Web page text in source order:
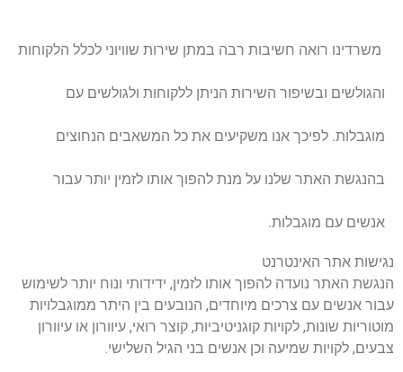
משרדינו רואה חשיבות רבה במתן שירות שוויוני לכלל הלקוחות
והגולשים ובשיפור השירות הניתן ללקוחות ולגולשים עם
מוגבלות. לפיכך אנו משקיעים את כל המשאבים הנחוצים
בהנגשת האתר שלנו על מנת להפוך אותו לזמין יותר עבור
אנשים עם מוגבלות.
נגישות אתר האינטרנט
הנגשת האתר נועדה להפוך אותו לזמין, ידידותי ונוח יותר לשימוש
עבור אנשים עם צרכים מיוחדים, הנובעים בין היתר ממוגבלויות
מוטוריות שונות, לקויות קוגניטיביות, קוצר רואי, עיוורון או עיוורון
צבעים, לקויות שמיעה וכן אנשים בני הגיל השלישי.